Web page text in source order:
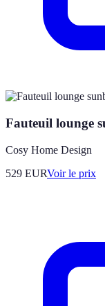
Fauteuil lounge
Cosy Home Design
529 EURVoir le prix